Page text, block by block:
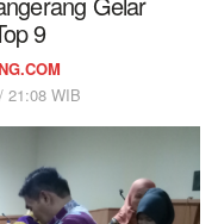
9
21:08 WIB